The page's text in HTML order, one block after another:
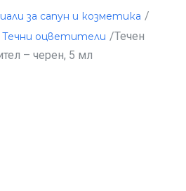
за сапун и козметика /
Течни оцветители /Течен
– черен, 5 мл